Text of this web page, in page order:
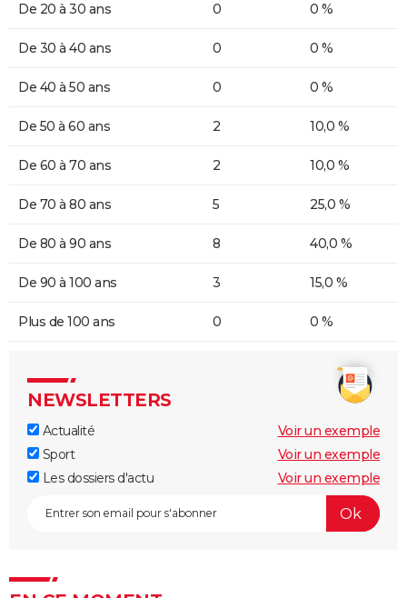
De 20 à 30 ans 0 0 %
De 30 à 40 ans 0 0 %
De 40 à 50 ans 0 0 %
De 50 à 60 ans 2 10,0 %
De 60 à 70 ans 2 10,0 %
De 70 à 80 ans 5 25,0 %
De 80 à 90 ans 8 40,0 %
De 90 à 100 ans 3 15,0 %
Plus de 100 ans 0 0 %
NEWSLETTERS
Actualité
Voir un exemple
Sport
Voir un exemple
Les dossiers d'actu
Voir un exemple